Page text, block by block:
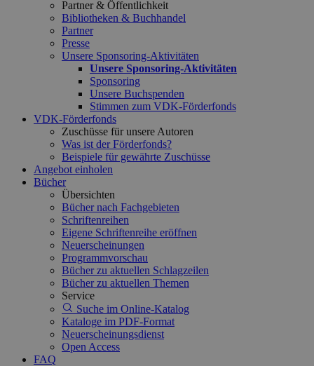
Partner & Öffentlichkeit
Bibliotheken & Buchhandel
Partner
Presse
Unsere Sponsoring-Aktivitäten
Unsere Sponsoring-Aktivitäten
Sponsoring
Unsere Buchspenden
Stimmen zum VDK-Förderfonds
VDK-Förderfonds
Zuschüsse für unsere Autoren
Was ist der Förderfonds?
Beispiele für gewährte Zuschüsse
Angebot einholen
Bücher
Übersichten
Bücher nach Fachgebieten
Schriftenreihen
Eigene Schriftenreihe eröffnen
Neuerscheinungen
Programmvorschau
Bücher zu aktuellen Schlagzeilen
Bücher zu aktuellen Themen
Service
Suche im Online-Katalog
Kataloge im PDF-Format
Neuerscheinungsdienst
Open Access
FAQ